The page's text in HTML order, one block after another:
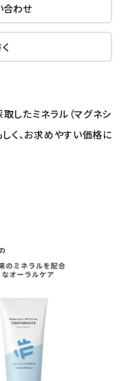
合わせ
したミネラル（マグネシ
く、お求めやすい価格に